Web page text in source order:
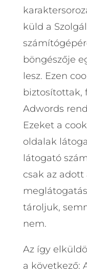
küld a
böngészője
lesz. Ezen
biztosítottak,
Adwords
Ezeket a
oldalak
látogató
csak az adott
tároljuk,
nem.
Az így
a következő: